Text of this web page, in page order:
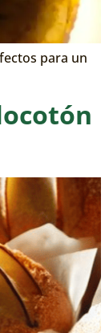
para un